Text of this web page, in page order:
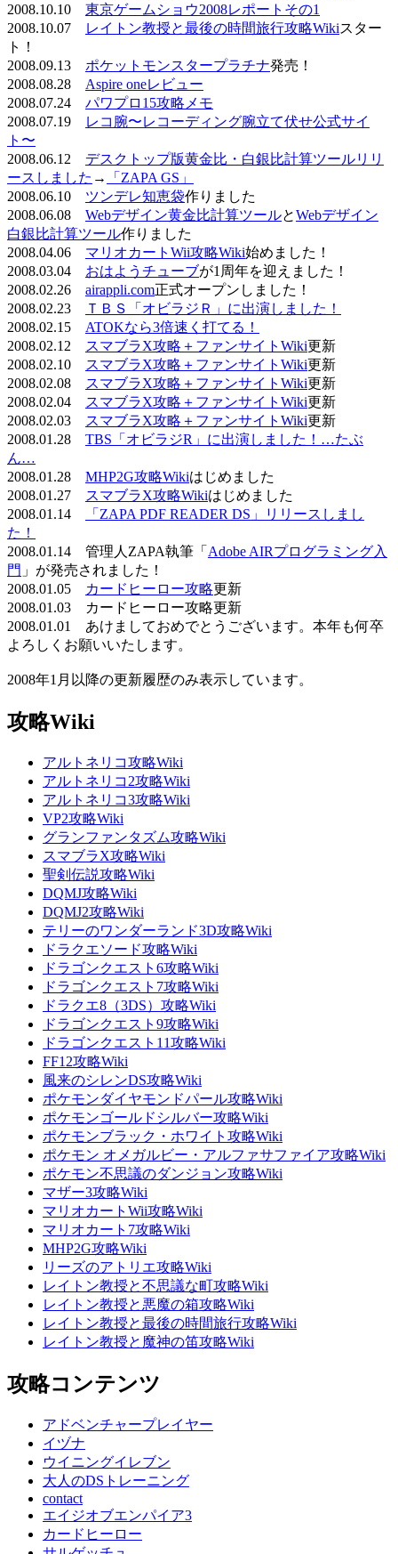
2008.10.10 東京ゲームショウ2008レポートその1
2008.10.07
レイトン教授と最後の時間旅行攻略Wikiスター
ト！
2008.09.13 ポケットモンスタープラチナ発売！
2008.08.28 Aspire oneレビュー
2008.07.24 パワプロ15攻略メモ
2008.07.19
レコ腕〜レコーディング腕立て伏せ公式サイ
ト〜
2008.06.12 デスクトップ版黄金比・白銀比計算ツールリリ
ースしました →
「ZAPA GS」
2008.06.10 ツンデレ知恵袋作りました
2008.06.08 Webデザイン黄金比計算ツールとWebデザイン
白銀比計算ツール作りました
2008.04.06 マリオカートWii攻略Wiki始めました！
2008.03.04 おはようチューブが1周年を迎えました！
2008.02.26 airappli.com正式オープンしました！
2008.02.23
ＴＢＳ「オビラジＲ」に出演しました！
2008.02.15 ATOKなら3倍速く打てる！
2008.02.12
スマブラX攻略＋ファンサイトWiki更新
2008.02.10
スマブラX攻略＋ファンサイトWiki更新
2008.02.08
スマブラX攻略＋ファンサイトWiki更新
2008.02.04
スマブラX攻略＋ファンサイトWiki更新
2008.02.03
スマブラX攻略＋ファンサイトWiki更新
2008.01.28 TBS「オビラジR」に出演しました！…たぶ
ん…
2008.01.28 MHP2G攻略Wikiはじめました
2008.01.27
スマブラX攻略Wikiはじめました
2008.01.14
「ZAPA PDF READER DS」リリースしまし
た！
2008.01.14 管理人ZAPA執筆「 Adobe AIRプログラミング入
門 」が発売されました！
2008.01.05
カードヒーロー攻略更新
2008.01.03 カードヒーロー攻略更新
2008.01.01 あけましておめでとうございます。本年も何卒
よろしくお願いいたします。
2008年1月以降の更新履歴のみ表示しています。
攻略Wiki
アルトネリコ攻略Wiki
アルトネリコ2攻略Wiki
アルトネリコ3攻略Wiki
VP2攻略Wiki
グランファンタズム攻略Wiki
スマブラX攻略Wiki
聖剣伝説攻略Wiki
DQMJ攻略Wiki
DQMJ2攻略Wiki
テリーのワンダーランド3D攻略Wiki
ドラクエソード攻略Wiki
ドラゴンクエスト6攻略Wiki
ドラゴンクエスト7攻略Wiki
ドラクエ8（3DS）攻略Wiki
ドラゴンクエスト9攻略Wiki
ドラゴンクエスト11攻略Wiki
FF12攻略Wiki
風来のシレンDS攻略Wiki
ポケモンダイヤモンドパール攻略Wiki
ポケモンゴールドシルバー攻略Wiki
ポケモンブラック・ホワイト攻略Wiki
ポケモン オメガルビー・アルファサファイア攻略Wiki
ポケモン不思議のダンジョン攻略Wiki
マザー3攻略Wiki
マリオカートWii攻略Wiki
マリオカート7攻略Wiki
MHP2G攻略Wiki
リーズのアトリエ攻略Wiki
レイトン教授と不思議な町攻略Wiki
レイトン教授と悪魔の箱攻略Wiki
レイトン教授と最後の時間旅行攻略Wiki
レイトン教授と魔神の笛攻略Wiki
攻略コンテンツ
アドベンチャープレイヤー
イヅナ
ウイニングイレブン
大人のDSトレーニング
contact
エイジオブエンパイア3
カードヒーロー